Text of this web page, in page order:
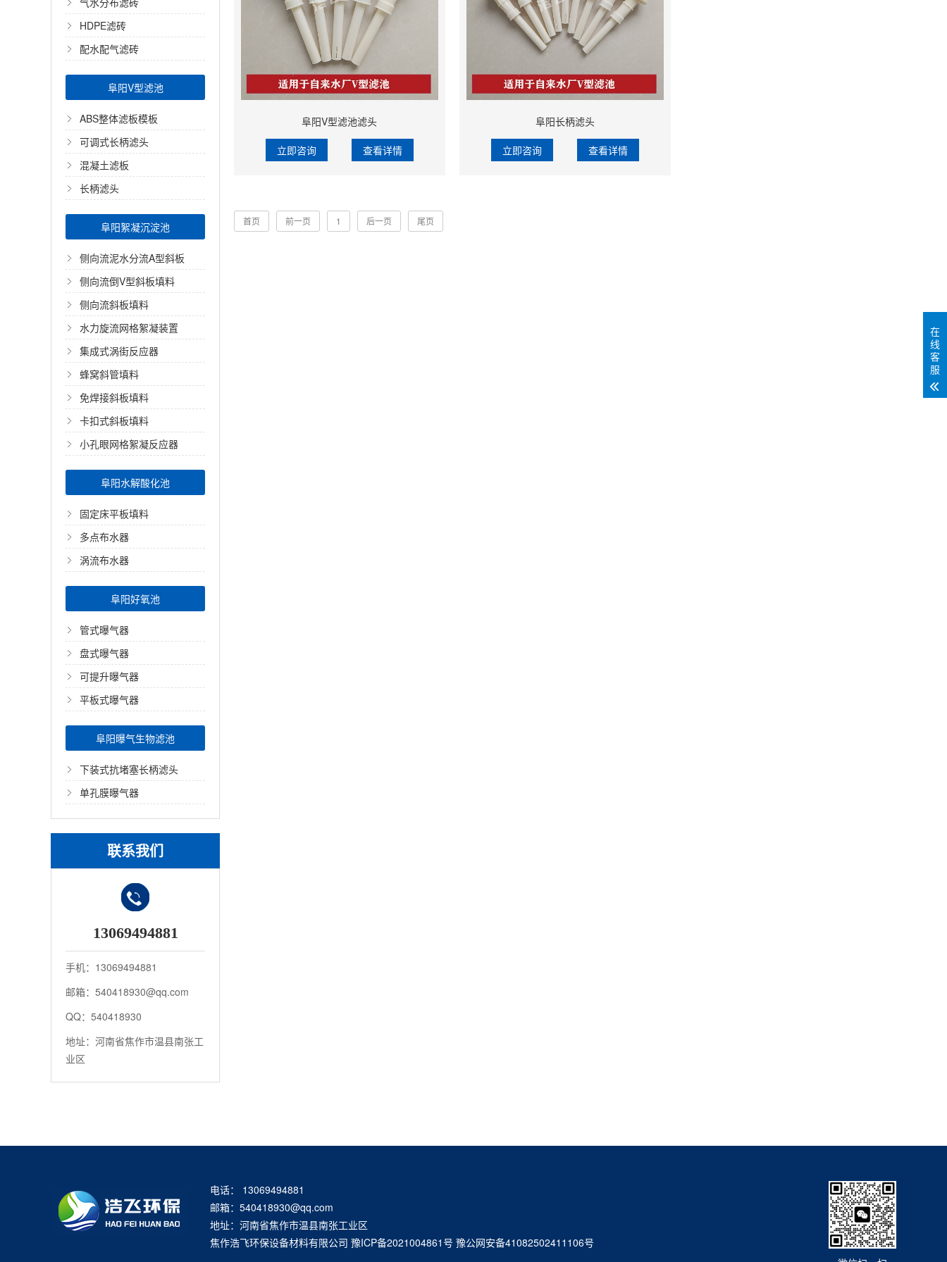
HDPE滤砖
配水配气滤砖
阜阳V型滤池
ABS整体滤板模板
可调式长柄滤头
混凝土滤板
长柄滤头
阜阳絮凝沉淀池
侧向流泥水分流A型斜板
侧向流倒V型斜板填料
侧向流斜板填料
水力旋流网格絮凝装置
集成式涡街反应器
蜂窝斜管填料
免焊接斜板填料
卡扣式斜板填料
小孔眼网格絮凝反应器
阜阳水解酸化池
固定床平板填料
多点布水器
涡流布水器
阜阳好氧池
管式曝气器
盘式曝气器
可提升曝气器
平板式曝气器
阜阳曝气生物滤池
下装式抗堵塞长柄滤头
单孔膜曝气器
联系我们
13069494881
手机：13069494881
邮箱：540418930@qq.com
QQ：540418930
地址：河南省焦作市温县南张工
业区
阜阳V型滤池滤头
立即咨询 查看详情
阜阳长柄滤头
立即咨询 查看详情
首页 前一页 1 后一页 尾页
电话： 13069494881
邮箱：540418930@qq.com
地址：河南省焦作市温县南张工业区
焦作浩飞环保设备材料有限公司 豫ICP备2021004861号 豫公网安备41082502411106号
在
线
客
服